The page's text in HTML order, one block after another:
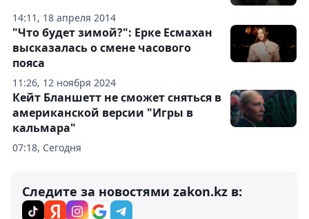
14:11, 18 апреля 2014
11:26, 12 ноября 2024
"Что будет зимой?": Ерке Есмахан
высказалась о смене часового
пояса
07:18, Сегодня
Кейт Бланшетт не сможет сняться в
американской версии "Игры в
кальмара"
Следите за новостями zakon.kz в: